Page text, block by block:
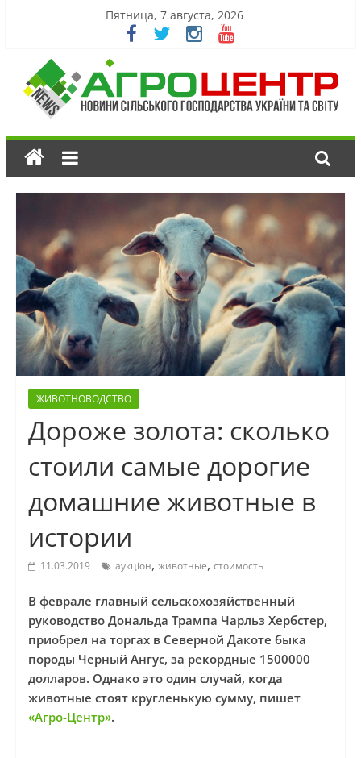
Пятница, 7 августа, 2026
ЖИВОТНОВОДСТВО
Дороже золота: сколько
стоили самые дорогие
домашние животные в
истории
11.03.2019 аукціон, животные, стоимость
В феврале главный сельскохозяйственный
руководство Дональда Трампа Чарльз Хербстер,
приобрел на торгах в Северной Дакоте быка
породы Черный Ангус, за рекордные 1500000
долларов. Однако это один случай, когда
животные стоят кругленькую сумму, пишет
«Агро-Центр».